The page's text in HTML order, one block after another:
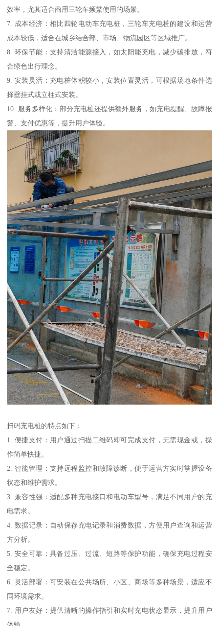
效率，尤其适合商用三轮车频繁使用的场景。
7. 成本经济：相比四轮电动车充电桩，三轮车充电桩的建设和运营
成本较低，适合在城乡结合部、市场、物流园区等区域推广。
8. 环保节能：支持清洁能源接入，如太阳能充电，减少碳排放，符
合绿色出行理念。
9. 安装灵活：充电桩体积较小，安装位置灵活，可根据场地条件选
择壁挂式或立柱式安装。
10. 服务多样化：部分充电桩还提供额外服务，如充电提醒、故障报
警、支付优惠等，提升用户体验。
扫码充电桩的特点如下：
1. 便捷支付：用户通过扫描二维码即可完成支付，无需现金或，操
作简单快捷。
2. 智能管理：支持远程监控和故障诊断，便于运营方实时掌握设备
状态和维护需求。
3. 兼容性强：适配多种充电接口和电动车型号，满足不同用户的充
电需求。
4. 数据记录：自动保存充电记录和消费数据，方便用户查询和运营
方分析。
5. 安全可靠：具备过压、过流、短路等保护功能，确保充电过程安
全稳定。
6. 灵活部署：可安装在公共场所、小区、商场等多种场景，适应不
同环境需求。
7. 用户友好：提供清晰的操作指引和实时充电状态显示，提升用户
体验。